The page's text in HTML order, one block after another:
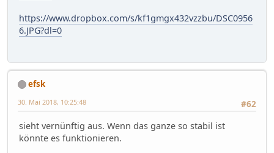
https://www.dropbox.com/s/kf1gmgx432vzzbu/DSC0956
6.JPG?dl=0
efsk
#62
30. Mai 2018, 10:25:48
sieht vernünftig aus. Wenn das ganze so stabil ist
könnte es funktionieren.